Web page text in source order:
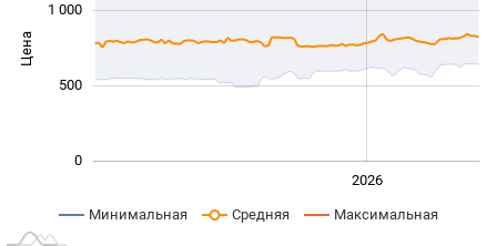
Цена
0
1 000
500
2026
Минимальная Средняя Максимальная